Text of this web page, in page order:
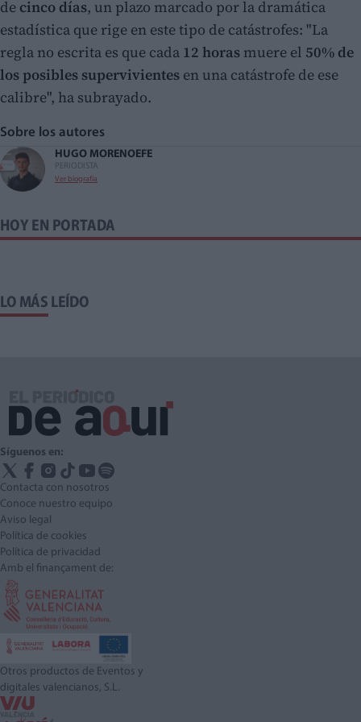
de cinco días, un plazo marcado por la dramática
estadística que rige en este tipo de catástrofes: "La
regla no escrita es que cada 12 horas muere el 50% de
los posibles supervivientes en una catástrofe de ese
calibre", ha subrayado.
Sobre los autores
HUGO MORENO
PERIODISTA
Ver biografía
EFE
HOY EN PORTADA
LO MÁS LEÍDO
Síguenos en:
Contacta con nosotros
Conoce nuestro equipo
Aviso legal
Política de cookies
Política de privacidad
Amb el finançament de:
Otros productos de Eventos y
digitales valencianos, S.L.